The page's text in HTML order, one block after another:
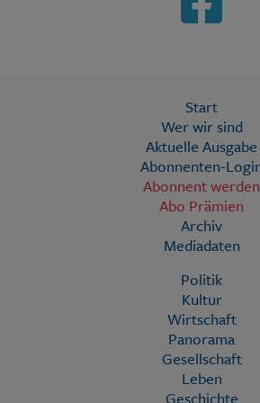
Start
Wer wir sind
Aktuelle Ausgabe
Abonnenten-
Abonnent werden
Abo Prämien
Archiv
Mediadaten
Politik
Kultur
Wirtschaft
Panorama
Gesellschaft
Leben
Geschichte